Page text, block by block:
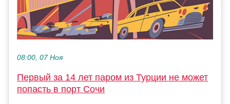
08:00, 07 Ноя
Первый за 14 лет паром из Турции не может
попасть в порт Сочи